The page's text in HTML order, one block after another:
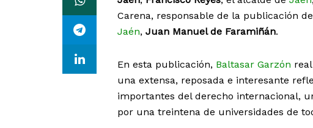
Carena, responsable de la publicación
Jaén, Juan Manuel de Faramiñán.
En esta publicación, Baltasar Garzón
una extensa, reposada e interesante
importantes del derecho internacional,
por una treintena de universidades de